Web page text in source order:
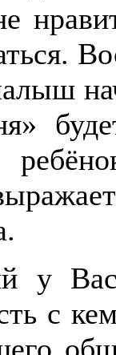
у
с